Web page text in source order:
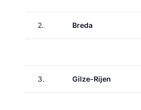
2. Breda
3. Gilze-Rijen